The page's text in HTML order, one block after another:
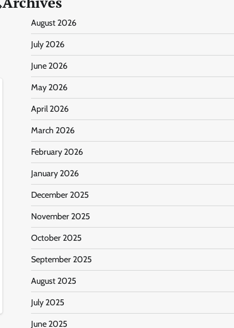
August 2026
July 2026
June 2026
May 2026
April 2026
March 2026
February 2026
January 2026
December 2025
November 2025
October 2025
September 2025
August 2025
July 2025
June 2025